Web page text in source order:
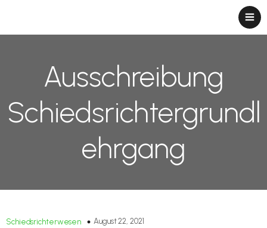
Ausschreibung
Schiedsrichtergrundl
ehrgang
Schiedsrichterwesen August 22, 2021